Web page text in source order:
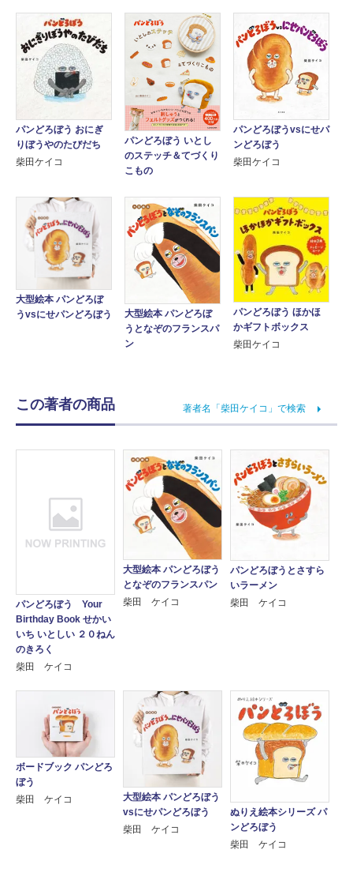
パンどろぼう おにぎ
りぼうやのたびだち
柴田ケイコ
パンどろぼう いとし
のステッチ＆てづくり
こもの
パンどろぼうvsにせパ
ンどろぼう
柴田ケイコ
大型絵本 パンどろぼ
うvsにせパンどろぼう
大型絵本 パンどろぼ
うとなぞのフランスパ
ン
パンどろぼう ほかほ
かギフトボックス
柴田ケイコ
この著者の商品 著者名「柴田ケイコ」で検索
パンどろぼう Your
Birthday Book せかい
いち いとしい ２０ねん
のきろく
柴田 ケイコ
大型絵本 パンどろぼう
となぞのフランスパン
柴田 ケイコ
パンどろぼうとさすら
いラーメン
柴田 ケイコ
ボードブック パンどろ
ぼう
柴田 ケイコ
大型絵本 パンどろぼう
vsにせパンどろぼう
柴田 ケイコ
ぬりえ絵本シリーズ パ
ンどろぼう
柴田 ケイコ